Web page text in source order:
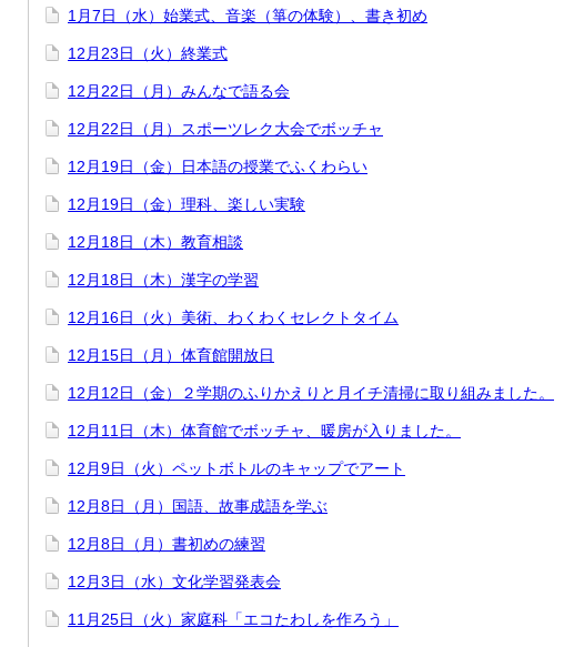
1月7日（水）始業式、音楽（箏の体験）、書き初め
12月23日（火）終業式
12月22日（月）みんなで語る会
12月22日（月）スポーツレク大会でボッチャ
12月19日（金）日本語の授業でふくわらい
12月19日（金）理科、楽しい実験
12月18日（木）教育相談
12月18日（木）漢字の学習
12月16日（火）美術、わくわくセレクトタイム
12月15日（月）体育館開放日
12月12日（金）２学期のふりかえりと月イチ清掃に取り組みました。
12月11日（木）体育館でボッチャ、暖房が入りました。
12月9日（火）ペットボトルのキャップでアート
12月8日（月）国語、故事成語を学ぶ
12月8日（月）書初めの練習
12月3日（水）文化学習発表会
11月25日（火）家庭科「エコたわしを作ろう」